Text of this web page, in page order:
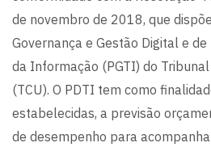
de novembro de 2018, que
Governança e Gestão Digital e
da Informação (PGTI) do
(TCU). O PDTI tem como
estabelecidas, a previsão
de desempenho para